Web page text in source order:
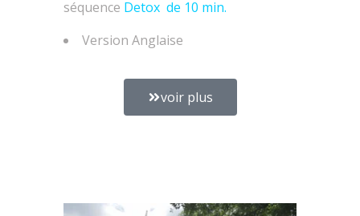
séquence Detox de 10 min.
Version Anglaise
voir plus